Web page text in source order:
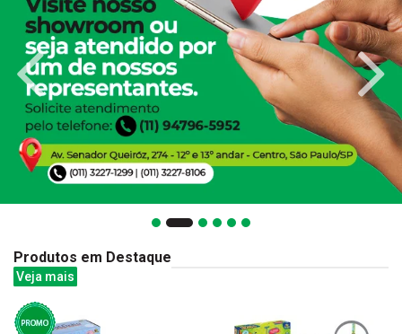
Produtos em Destaque
Veja mais